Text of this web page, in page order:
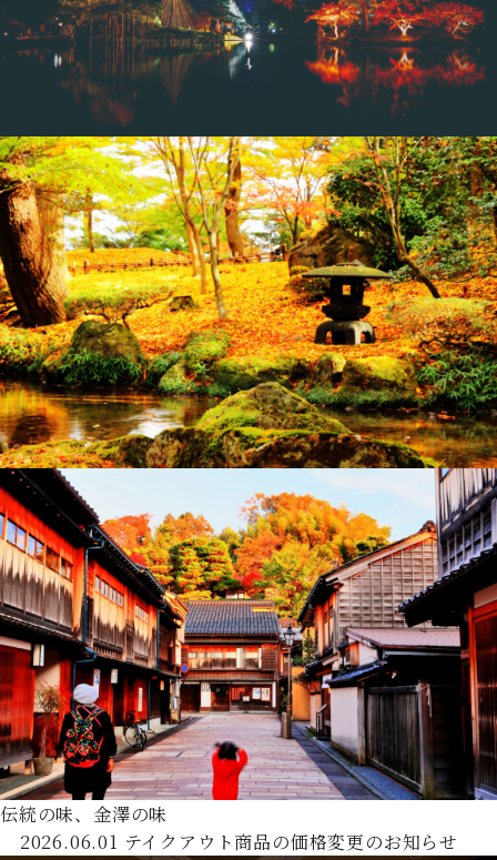
伝統の味、金澤の味
2026.06.01 テイクアウト商品の価格変更のお知らせ